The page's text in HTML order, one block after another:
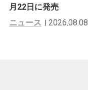
月22日に発売
ニュース
2026.08.08